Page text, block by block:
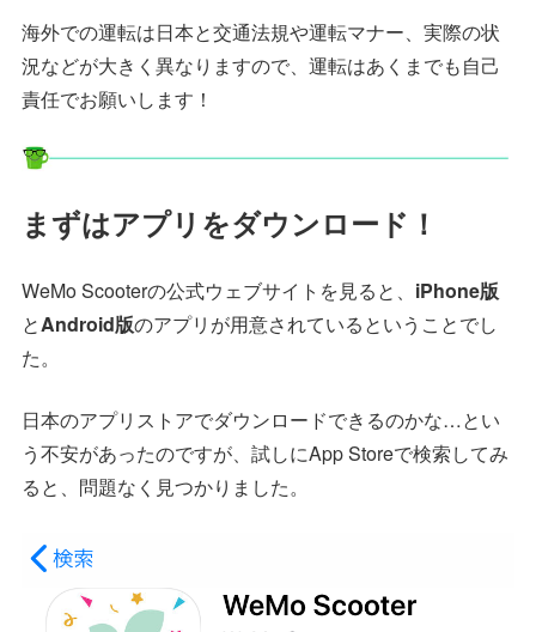
海外での運転は日本と交通法規や運転マナー、実際の状
況などが大きく異なりますので、運転はあくまでも自己
責任でお願いします！
まずはアプリをダウンロード！
WeMo Scooterの公式ウェブサイトを見ると、 iPhone版
とAndroid版のアプリが用意されているということでし
た。
日本のアプリストアでダウンロードできるのかな…とい
う不安があったのですが、試しにApp Storeで検索してみ
ると、問題なく見つかりました。